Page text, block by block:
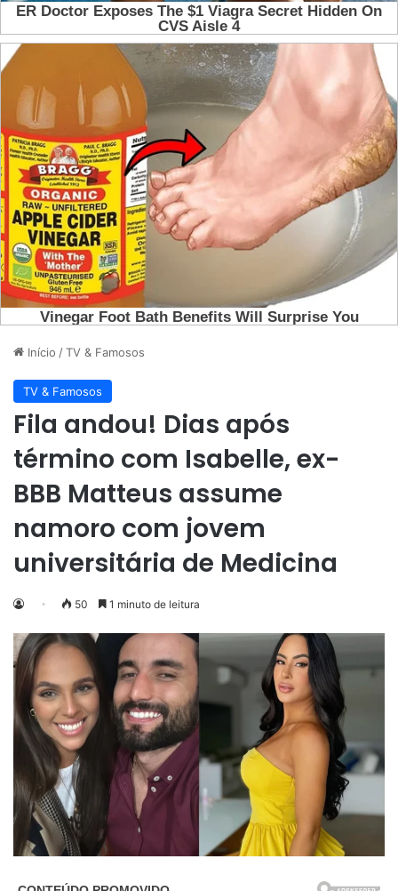
Início /TV & Famosos
TV & Famosos
Fila andou! Dias após
término com Isabelle, ex-
BBB Matteus assume
namoro com jovem
universitária de Medicina
50 1 minuto de leitura